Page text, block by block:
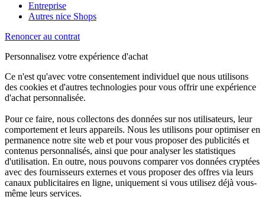
Entreprise
Autres nice Shops
Renoncer au contrat
Personnalisez votre expérience d'achat
Ce n'est qu'avec votre consentement individuel que nous utilisons
des cookies et d'autres technologies pour vous offrir une expérience
d'achat personnalisée.
Pour ce faire, nous collectons des données sur nos utilisateurs, leur
comportement et leurs appareils. Nous les utilisons pour optimiser en
permanence notre site web et pour vous proposer des publicités et
contenus personnalisés, ainsi que pour analyser les statistiques
d'utilisation. En outre, nous pouvons comparer vos données cryptées
avec des fournisseurs externes et vous proposer des offres via leurs
canaux publicitaires en ligne, uniquement si vous utilisez déjà vous-
même leurs services.